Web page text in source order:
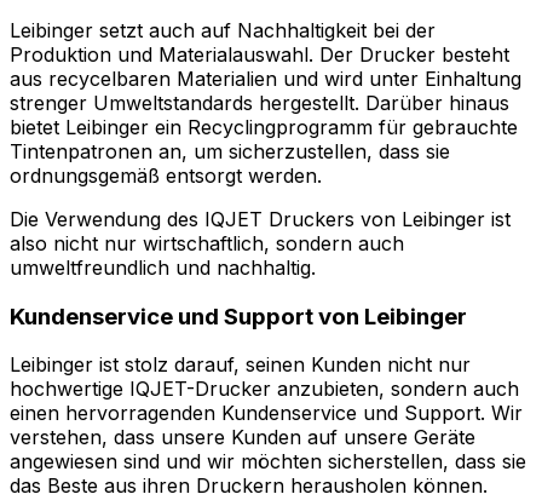
Leibinger setzt auch auf Nachhaltigkeit bei der
Produktion und Materialauswahl. Der Drucker besteht
aus recycelbaren Materialien und wird unter Einhaltung
strenger Umweltstandards hergestellt. Darüber hinaus
bietet Leibinger ein Recyclingprogramm für gebrauchte
Tintenpatronen an, um sicherzustellen, dass sie
ordnungsgemäß entsorgt werden.
Die Verwendung des IQJET Druckers von Leibinger ist
also nicht nur wirtschaftlich, sondern auch
umweltfreundlich und nachhaltig.
Kundenservice und Support von Leibinger
Leibinger ist stolz darauf, seinen Kunden nicht nur
hochwertige IQJET-Drucker anzubieten, sondern auch
einen hervorragenden Kundenservice und Support. Wir
verstehen, dass unsere Kunden auf unsere Geräte
angewiesen sind und wir möchten sicherstellen, dass sie
das Beste aus ihren Druckern herausholen können.